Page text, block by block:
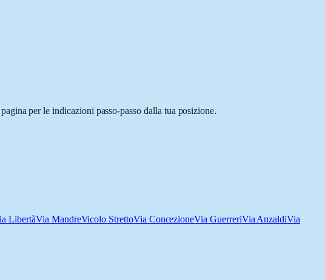
per le indicazioni passo-passo dalla tua posizione.
LibertàVia MandreVicolo StrettoVia ConcezioneVia GuerreriVia AnzaldiVia